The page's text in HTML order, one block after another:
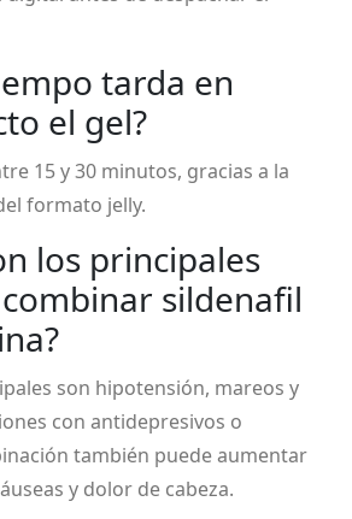
tarda en
el gel?
15 y 30 minutos, gracias a la
formato jelly.
los principales
sildenafil
son hipotensión, mareos y
con antidepresivos o
también puede aumentar
y dolor de cabeza.